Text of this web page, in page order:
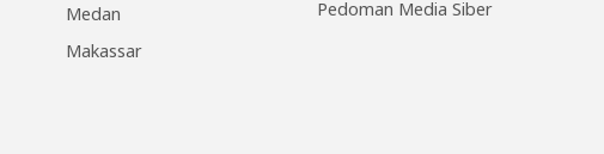
Medan
Makassar
Pedoman Media Siber